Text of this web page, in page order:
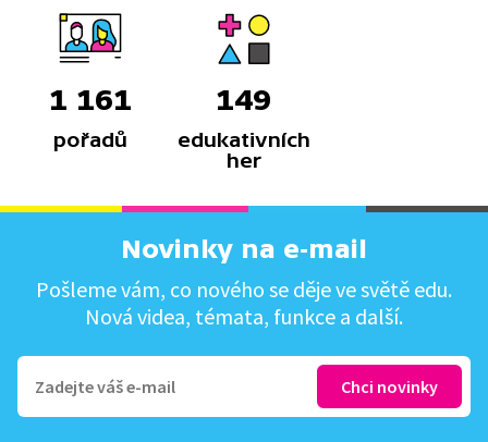
1 161
pořadů
149
edukativních
her
Novinky na e-mail
Pošleme vám, co nového se děje ve světě edu.
Nová videa, témata, funkce a další.